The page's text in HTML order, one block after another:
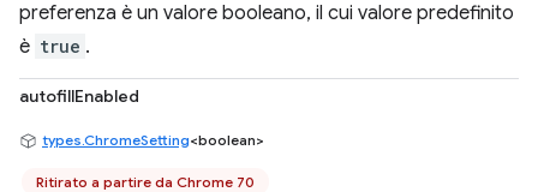
preferenza è un valore booleano, il cui valore predefinito
è true .
autofillEnabled
types.ChromeSetting<boolean>
Ritirato a partire da Chrome 70